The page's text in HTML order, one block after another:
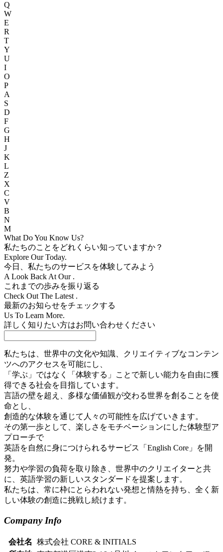
Q
W
E
R
T
Y
U
I
O
P
A
S
D
F
G
H
J
K
L
Z
X
C
V
B
N
M
What Do You Know Us?
私たちのことをどれくらい知っていますか？
Explore OurToday.
今日、私たちのサービスを体験してみよう
A Look Back At Our .
これまでの歩みを振り返る
Check Out The Latest .
最新のお知らせをチェックする
Us To Learn More.
詳しく知りたい方はお問い合わせください
私たちは、世界中の文化や知識、クリエイティブなコンテン
ツへのアクセスを可能にし、
「学ぶ」ではなく「体験する」ことで新しい能力を自由に獲
得できる社会を目指しています。
言語の壁を超え、多様な価値観が交わる世界を創ることを使
命とし、
創造的な体験を通じて人々の可能性を広げていきます。
その第一歩として、楽しさをモチベーションにした体験型ア
プローチで
英語を自然に身につけられるサービス「English Core」を開
発。
努力や学習の負荷を取り除き、世界中のクリエイターと共
に、英語学習の新しいスタンダードを提案します。
私たちは、常に枠にとらわれない発想と情熱を持ち、全く新
しい体験の創造に挑戦し続けます。
Company Info
会社名
株式会社 CORE & INITIALS